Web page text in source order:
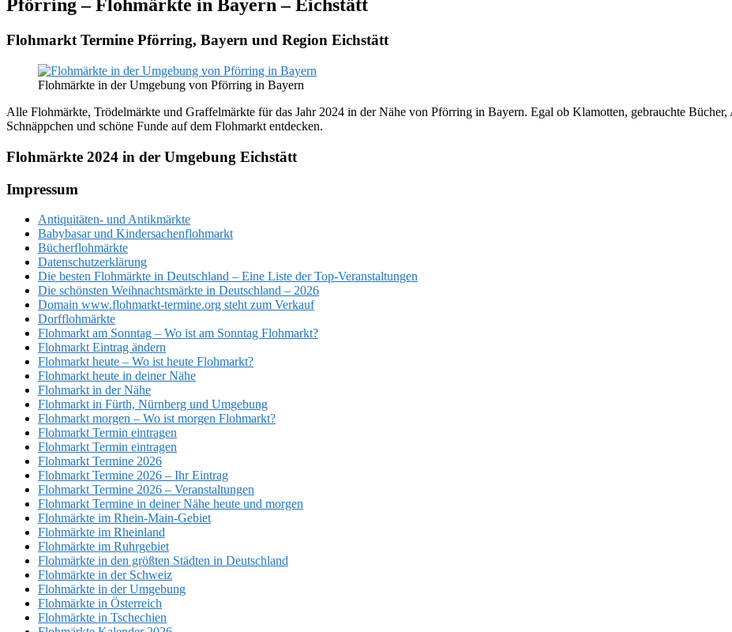
Content
Pförring – Flohmärkte in Bayern – Eichstätt
Flohmarkt Termine Pförring, Bayern und Region Eichstätt
Flohmärkte in der Umgebung von Pförring in Bayern
Alle Flohmärkte, Trödelmärkte und Graffelmärkte für das Jahr 2024 in der Nähe von Pförring in Bayern. Egal ob Klamotten, gebrauchte
Schnäppchen und schöne Funde auf dem Flohmarkt entdecken.
Flohmärkte 2024 in der Umgebung Eichstätt
Footer
Impressum
Antiquitäten- und Antikmärkte
Babybasar und Kindersachenflohmarkt
Bücherflohmärkte
Datenschutzerklärung
Die besten Flohmärkte in Deutschland – Eine Liste der Top-Veranstaltungen
Die schönsten Weihnachtsmärkte in Deutschland – 2026
Domain www.flohmarkt-termine.org steht zum Verkauf
Dorfflohmärkte
Flohmarkt am Sonntag – Wo ist am Sonntag Flohmarkt?
Flohmarkt Eintrag ändern
Flohmarkt heute – Wo ist heute Flohmarkt?
Flohmarkt heute in deiner Nähe
Flohmarkt in der Nähe
Flohmarkt in Fürth, Nürnberg und Umgebung
Flohmarkt morgen – Wo ist morgen Flohmarkt?
Flohmarkt Termin eintragen
Flohmarkt Termin eintragen
Flohmarkt Termine 2026
Flohmarkt Termine 2026 – Ihr Eintrag
Flohmarkt Termine 2026 – Veranstaltungen
Flohmarkt Termine in deiner Nähe heute und morgen
Flohmärkte im Rhein-Main-Gebiet
Flohmärkte im Rheinland
Flohmärkte im Ruhrgebiet
Flohmärkte in den größten Städten in Deutschland
Flohmärkte in der Schweiz
Flohmärkte in der Umgebung
Flohmärkte in Österreich
Flohmärkte in Tschechien